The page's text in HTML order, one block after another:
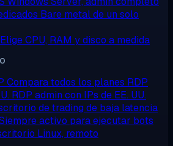
Bare metal de un solo
Elige CPU, RAM y disco a medida
Compara todos los planes RDP
RDP admin con IPs de EE. UU.
de trading de baja latencia
activo para ejecutar bots
Linux, remoto